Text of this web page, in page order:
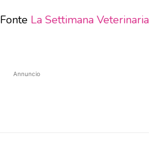
Fonte La Settimana Veterinaria
Annuncio